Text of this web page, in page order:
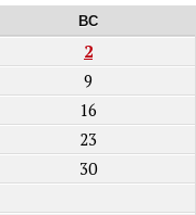
ВС
2
9
16
23
30